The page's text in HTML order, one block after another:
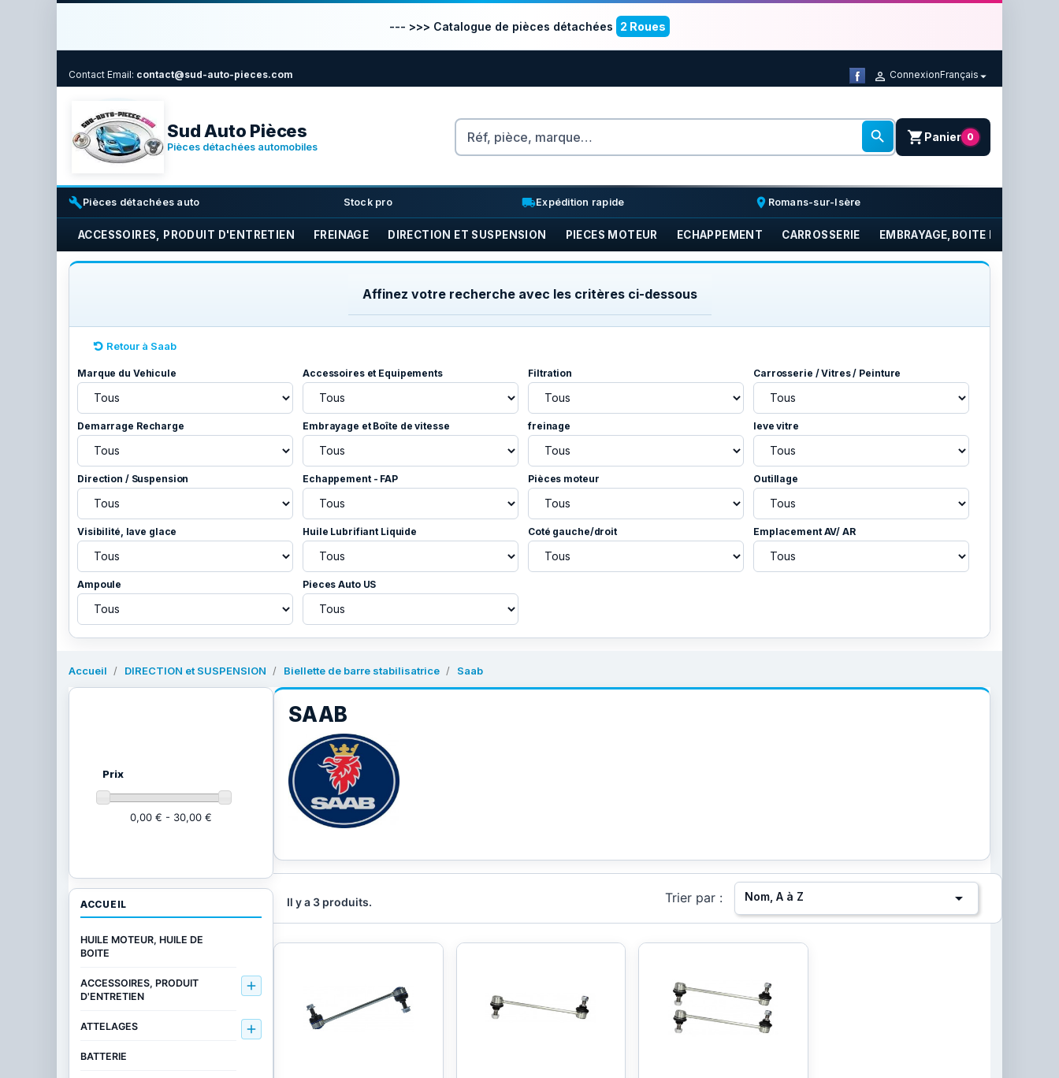
--- >>> Catalogue de pièces détachées 2 Roues
Contact Email: contact@sud-auto-pieces.com  ConnexionFrançais
Sud Auto Pièces
Pièces détachées automobiles
Rechercher
 shopping_cartPanier 0
buildPièces détachées auto inventory_2
Stock pro local_shippingExpédition rapide place Romans-sur-Isère
ACCESSOIRES, PRODUIT D'ENTRETIEN FREINAGE DIRECTION ET SUSPENSION PIECES MOTEUR ECHAPPEMENT CARROSSERIE EMBRAYAGE,BOITE DE
Affinez votre recherche avec les critères ci-dessous
Retour à Saab
Marque du Vehicule Accessoires et Equipements Filtration Carrosserie / Vitres / Peinture
Demarrage Recharge Embrayage et Boîte de vitesse freinage leve vitre
Direction / Suspension Echappement - FAP Pièces moteur Outillage
Visibilité, lave glace Huile Lubrifiant Liquide Coté gauche/droit Emplacement AV/ AR
Ampoule Pieces Auto US
Accueil DIRECTION et SUSPENSION Biellette de barre stabilisatrice Saab
SAAB
Il y a 3 produits. Trier par : Nom, A à Z 
Prix
0,00 € - 30,00 €
ACCUEIL
HUILE MOTEUR, HUILE DE
BOITE
ACCESSOIRES, PRODUIT
D'ENTRETIEN

ATTELAGES 
BATTERIE